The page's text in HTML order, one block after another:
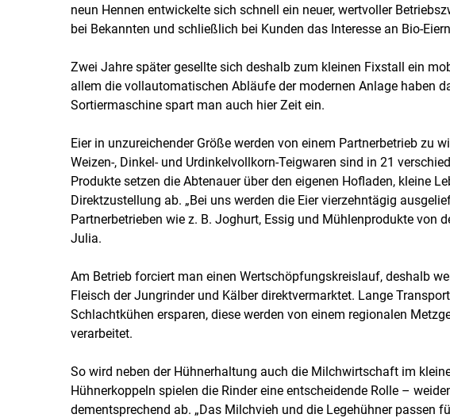
neun Hennen entwickelte sich schnell ein neuer, wertvoller
bei Bekannten und schließlich bei Kunden das Interesse an Bio-
Zwei Jahre später gesellte sich deshalb zum kleinen Fixstall ein
allem die vollautomatischen Abläufe der modernen Anlage haben
Sortiermaschine spart man auch hier Zeit ein.
Eier in unzureichender Größe werden von einem Partnerbetrieb zu
Weizen-, Dinkel- und Urdinkelvollkorn-Teigwaren sind in 21
Produkte setzen die Abtenauer über den eigenen Hofladen, kleine
Direktzustellung ab. „Bei uns werden die Eier vierzehntägig
Partnerbetrieben wie z. B. Joghurt, Essig und Mühlenprodukte von
Julia.
Am Betrieb forciert man einen Wertschöpfungskreislauf, deshalb
Fleisch der Jungrinder und Kälber direktvermarktet. Lange
Schlachtkühen ersparen, diese werden von einem regionalen
verarbeitet.
So wird neben der Hühnerhaltung auch die Milchwirtschaft im
Hühnerkoppeln spielen die Rinder eine entscheidende Rolle –
dementsprechend ab. „Das Milchvieh und die Legehühner passen